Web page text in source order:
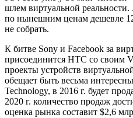
шлем виртуальной
по нынешним ценам дешевле
не собрать.
К битве Sony и Facebook за
присоединится HTC со своим
проекты устройств
обещает быть весьма
Technology, в 2016 г. будет
2020 г. количество продаж
оценка рынка составит $2,6